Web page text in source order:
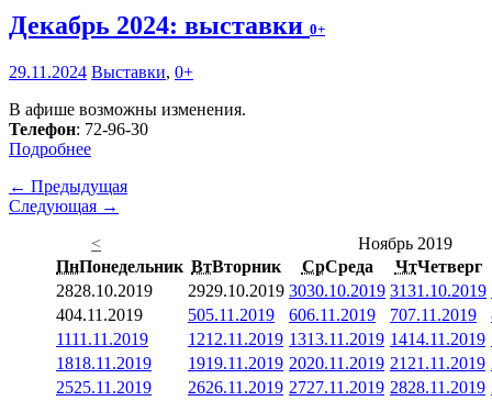
Декабрь 2024: выставки 0+
29.11.2024 Выставки, 0+
В афише возможны изменения.
Телефон: 72-96-30
Подробнее
← Предыдущая
Следующая →
<
Ноябрь 2019
ПнПонедельник ВтВторник СрСреда ЧтЧетверг
2828.10.2019 2929.10.2019 3030.10.2019 3131.10.2019
404.11.2019 505.11.2019 606.11.2019 707.11.2019
1111.11.2019 1212.11.2019 1313.11.2019 1414.11.2019
1818.11.2019 1919.11.2019 2020.11.2019 21 21.11.2019
2525.11.2019 2626.11.2019 2727.11.2019 2828.11.2019